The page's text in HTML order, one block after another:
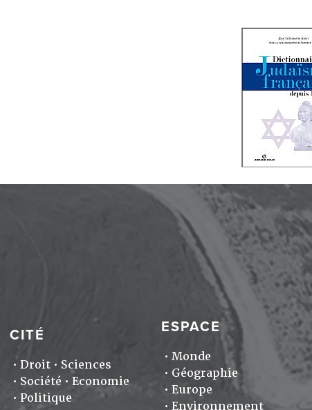
CITÉ
Droit
Sciences
Société
Economie
Politique
ESPACE
Monde
Géographie
Europe
Environnement